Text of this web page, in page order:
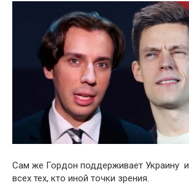
Сам же Гордон поддерживает Украину
всех тех, кто иной точки зрения.